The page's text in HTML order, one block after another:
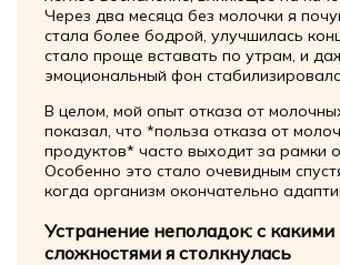
Через два месяца без молочки я
стала более бодрой, улучшилась
стало проще вставать по утрам, и
эмоциональный фон
В целом, мой опыт отказа от
показал, что *польза отказа от
продуктов* часто выходит за рамки
Особенно это стало очевидным
когда организм окончательно
Устранение неполадок: с какими
сложностями я столкнулась